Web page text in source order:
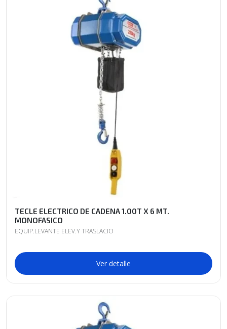
TECLE ELECTRICO DE CADENA 1.00T X 6 MT.
MONOFASICO
EQUIP.LEVANTE ELEV.Y TRASLACIO
Ver detalle